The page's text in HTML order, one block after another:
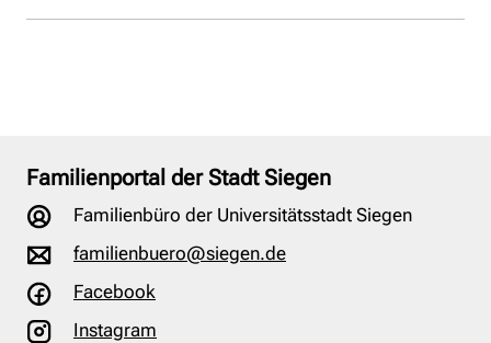
Familienportal der Stadt Siegen
Familienbüro der Universitätsstadt Siegen
familienbuero@siegen.de
Facebook
Instagram